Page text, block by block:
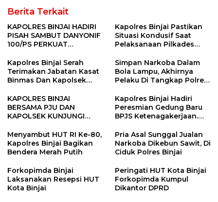
Berita Terkait
KAPOLRES BINJAI HADIRI
PISAH SAMBUT DANYONIF
100/PS PERKUAT
Kapolres Binjai Pastikan
Situasi Kondusif Saat
Pelaksanaan Pilkades
Kapolres Binjai Serah
Terimakan Jabatan Kasat
Binmas Dan Kapolsek
Simpan Narkoba Dalam
Bola Lampu, Akhirnya
Pelaku Di Tangkap Polres
KAPOLRES BINJAI
BERSAMA PJU DAN
KAPOLSEK KUNJUNGI
BINJAI
Kapolres Binjai Hadiri
Peresmian Gedung Baru
BPJS Ketenagakerjaan.
Menyeluruh bagi Pekerja”
Menyambut HUT RI Ke-80,
Kapolres Binjai Bagikan
Bendera Merah Putih
Pria Asal Sunggal Jualan
Narkoba Dikebun Sawit, Di
Ciduk Polres Binjai
Forkopimda Binjai
Laksanakan Resepsi HUT
Kota Binjai
Peringati HUT Kota Binjai
Forkopimda Kumpul
Dikantor DPRD